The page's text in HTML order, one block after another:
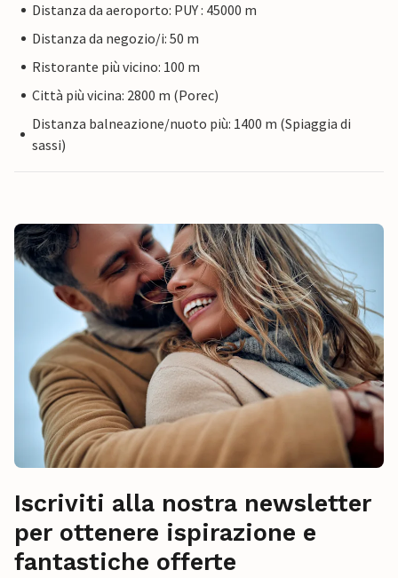
Distanza da aeroporto: PUY : 45000 m
Distanza da negozio/i: 50 m
Ristorante più vicino: 100 m
Città più vicina: 2800 m (Porec)
Distanza balneazione/nuoto più: 1400 m (Spiaggia di
sassi)
Iscriviti alla nostra newsletter
per ottenere ispirazione e
fantastiche offerte